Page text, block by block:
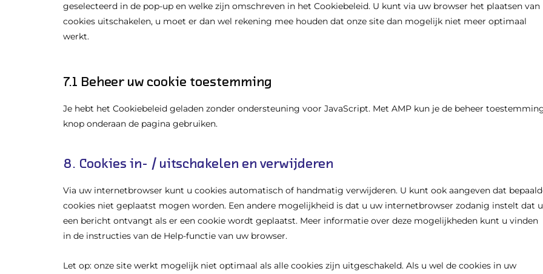
geselecteerd in de pop-up en welke zijn omschreven in het Cookiebeleid. U kunt via uw browser het plaatsen van
cookies uitschakelen, u moet er dan wel rekening mee houden dat onze site dan mogelijk niet meer optimaal
werkt.
7.1 Beheer uw cookie toestemming
Je hebt het Cookiebeleid geladen zonder ondersteuning voor JavaScript. Met AMP kun je de beheer
knop onderaan de pagina gebruiken.
8. Cookies in- / uitschakelen en verwijderen
Via uw internetbrowser kunt u cookies automatisch of handmatig verwijderen. U kunt ook aangeven dat
cookies niet geplaatst mogen worden. Een andere mogelijkheid is dat u uw internetbrowser zodanig instelt dat u
een bericht ontvangt als er een cookie wordt geplaatst. Meer informatie over deze mogelijkheden kunt u vinden
in de instructies van de Help-functie van uw browser.
Let op: onze site werkt mogelijk niet optimaal als alle cookies zijn uitgeschakeld. Als u wel de cookies in uw